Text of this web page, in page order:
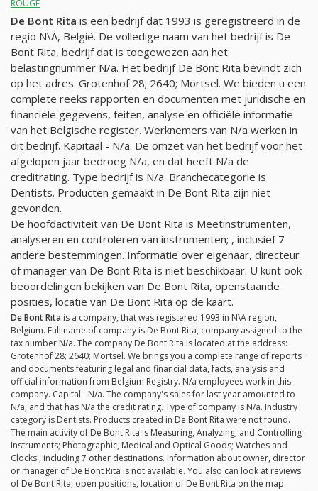
ROUGE
De Bont Rita is een bedrijf dat 1993 is geregistreerd in de
regio N\A, België. De volledige naam van het bedrijf is De
Bont Rita, bedrijf dat is toegewezen aan het
belastingnummer N/a. Het bedrijf De Bont Rita bevindt zich
op het adres: Grotenhof 28; 2640; Mortsel. We bieden u een
complete reeks rapporten en documenten met juridische en
financiële gegevens, feiten, analyse en officiële informatie
van het Belgische register. Werknemers van N/a werken in
dit bedrijf. Kapitaal - N/a. De omzet van het bedrijf voor het
afgelopen jaar bedroeg N/a, en dat heeft N/a de
creditrating. Type bedrijf is N/a. Branchecategorie is
Dentists. Producten gemaakt in De Bont Rita zijn niet
gevonden.
De hoofdactiviteit van De Bont Rita is Meetinstrumenten,
analyseren en controleren van instrumenten; , inclusief 7
andere bestemmingen. Informatie over eigenaar, directeur
of manager van De Bont Rita is niet beschikbaar. U kunt ook
beoordelingen bekijken van De Bont Rita, openstaande
posities, locatie van De Bont Rita op de kaart.
De Bont Rita is a company, that was registered 1993 in N\A region,
Belgium. Full name of company is De Bont Rita, company assigned to the
tax number N/a. The company De Bont Rita is located at the address:
Grotenhof 28; 2640; Mortsel. We brings you a complete range of reports
and documents featuring legal and financial data, facts, analysis and
official information from Belgium Registry. N/a employees work in this
company. Capital - N/a. The company's sales for last year amounted to
N/a, and that has N/a the credit rating. Type of company is N/a. Industry
category is Dentists. Products created in De Bont Rita were not found.
The main activity of De Bont Rita is Measuring, Analyzing, and Controlling
Instruments; Photographic, Medical and Optical Goods; Watches and
Clocks , including 7 other destinations. Information about owner, director
or manager of De Bont Rita is not available. You also can look at reviews
of De Bont Rita, open positions, location of De Bont Rita on the map.